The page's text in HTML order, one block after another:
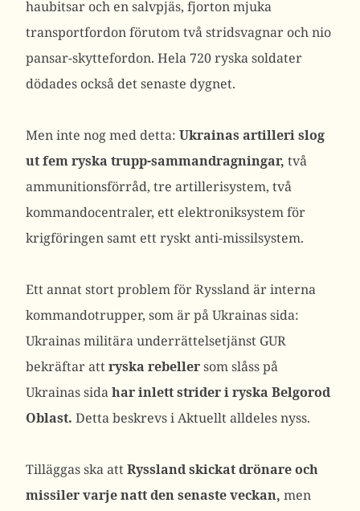
haubitsar och en salvpjäs, fjorton mjuka
transportfordon förutom två stridsvagnar och nio
pansar-skyttefordon. Hela 720 ryska soldater
dödades också det senaste dygnet.
Men inte nog med detta: Ukrainas artilleri slog
ut fem ryska trupp-sammandragningar, två
ammunitionsförråd, tre artillerisystem, två
kommandocentraler, ett elektroniksystem för
krigföringen samt ett ryskt anti-missilsystem.
Ett annat stort problem för Ryssland är interna
kommandotrupper, som är på Ukrainas sida:
Ukrainas militära underrättelsetjänst GUR
bekräftar attryska rebellersom slåss på
Ukrainas sidahar inlett strider i ryska Belgorod
Oblast. Detta beskrevs i Aktuellt alldeles nyss.
Tilläggas ska attRyssland skickat drönare och
missiler varje natt den senaste veckan, men